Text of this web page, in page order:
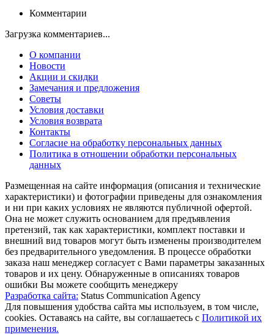
Комментарии
Загрузка комментариев...
О компании
Новости
Акции и скидки
Замечания и предложения
Советы
Условия доставки
Условия возврата
Контакты
Согласие на обработку персональных данных
Политика в отношении обработки персональных
данных
Размещенная на сайте информация (описания и технические
характеристики) и фотографии приведены для ознакомления
и ни при каких условиях не являются публичной офертой.
Она не может служить основанием для предъявления
претензий, так как характеристики, комплект поставки и
внешний вид товаров могут быть изменены производителем
без предварительного уведомления. В процессе обработки
заказа наш менеджер согласует с Вами параметры заказанных
товаров и их цену. Обнаруженные в описаниях товаров
ошибки Вы можете сообщить менеджеру
Разработка сайта: Status Communication Agency
Для повышения удобства сайта мы используем, в том числе,
cookies. Оставаясь на сайте, вы соглашаетесь с Политикой их
применения.